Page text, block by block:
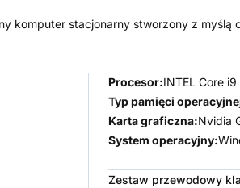
komputer stacjonarny stworzony z
Procesor:INTEL Core
Typ pamięci
Karta graficzna:Nvidia
System operacyjny:
Zestaw przewodowy